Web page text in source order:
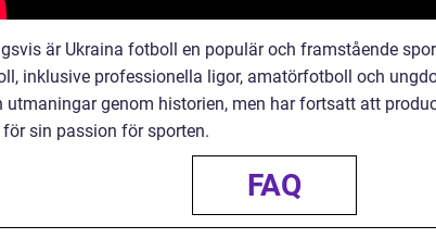
är Ukraina fotboll en populär och framstående
inklusive professionella ligor, amatörfotboll och
utmaningar genom historien, men har fortsatt att
sin passion för sporten.
FAQ